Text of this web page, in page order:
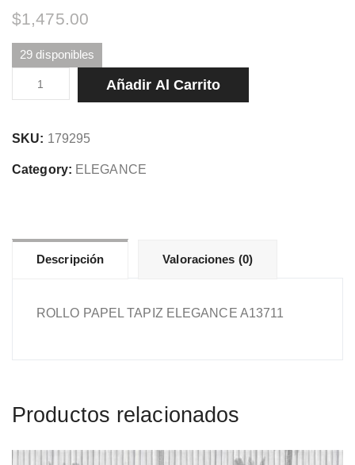
$1,475.00
29 disponibles
ROLLO
PAPEL
ELEGANCE
A13711
Añadir Al Carrito
SKU: 179295
Category: ELEGANCE
Descripción Valoraciones (0)
ROLLO PAPEL TAPIZ ELEGANCE A13711
Productos relacionados